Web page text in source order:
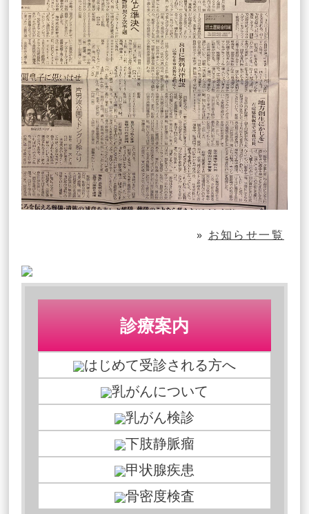
» お知らせ一覧
診療案内
はじめて受診される方へ
乳がんについて
乳がん検診
下肢静脈瘤
甲状腺疾患
骨密度検査